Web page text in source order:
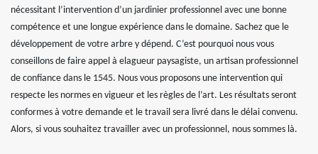
nécessitant l’intervention d’un jardinier professionnel avec une bonne
compétence et une longue expérience dans le domaine. Sachez que le
développement de votre arbre y dépend. C’est pourquoi nous vous
conseillons de faire appel à elagueur paysagiste, un artisan professionnel
de confiance dans le 1545. Nous vous proposons une intervention qui
respecte les normes en vigueur et les règles de l’art. Les résultats seront
conformes à votre demande et le travail sera livré dans le délai convenu.
Alors, si vous souhaitez travailler avec un professionnel, nous sommes là.